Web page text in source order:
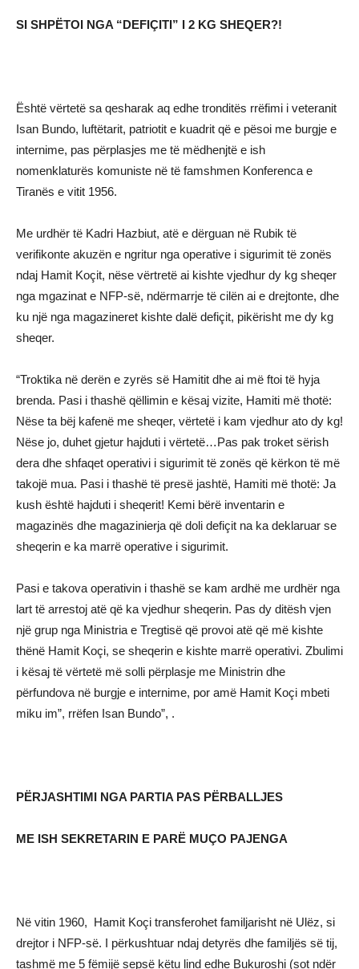
SI SHPËTOI NGA “DEFIÇITI” I 2 KG SHEQER?!
Është vërtetë sa qesharak aq edhe tronditës rrëfimi i veteranit
Isan Bundo, luftëtarit, patriotit e kuadrit që e pësoi me burgje e
internime, pas përplasjes me të mëdhenjtë e ish
nomenklaturës komuniste në të famshmen Konferenca e
Tiranës e vitit 1956.
Me urdhër të Kadri Hazbiut, atë e dërguan në Rubik të
verifikonte akuzën e ngritur nga operative i sigurimit të zonës
ndaj Hamit Koçit, nëse vërtretë ai kishte vjedhur dy kg sheqer
nga mgazinat e NFP-së, ndërmarrje të cilën ai e drejtonte, dhe
ku një nga magazineret kishte dalë defiçit, pikërisht me dy kg
sheqer.
“Troktika në derën e zyrës së Hamitit dhe ai më ftoi të hyja
brenda. Pasi i thashë qëllimin e kësaj vizite, Hamiti më thotë:
Nëse ta bëj kafenë me sheqer, vërtetë i kam vjedhur ato dy kg!
Nëse jo, duhet gjetur hajduti i vërtetë…Pas pak troket sërish
dera dhe shfaqet operativi i sigurimit të zonës që kërkon të më
takojë mua. Pasi i thashë të presë jashtë, Hamiti më thotë: Ja
kush është hajduti i sheqerit! Kemi bërë inventarin e
magazinës dhe magazinierja që doli defiçit na ka deklaruar se
sheqerin e ka marrë operative i sigurimit.
Pasi e takova operativin i thashë se kam ardhë me urdhër nga
lart të arrestoj atë që ka vjedhur sheqerin. Pas dy ditësh vjen
një grup nga Ministria e Tregtisë që provoi atë që më kishte
thënë Hamit Koçi, se sheqerin e kishte marrë operativi. Zbulimi
i kësaj të vërtetë më solli përplasje me Ministrin dhe
përfundova në burgje e internime, por amë Hamit Koçi mbeti
miku im”, rrëfen Isan Bundo”, .
PËRJASHTIMI NGA PARTIA PAS PËRBALLJES
ME ISH SEKRETARIN E PARË MUÇO PAJENGA
Në vitin 1960, Hamit Koçi transferohet familjarisht në Ulëz, si
drejtor i NFP-së. I përkushtuar ndaj detyrës dhe familjës së tij,
tashmë me 5 fëmijë sepsë këtu lind edhe Bukuroshi (sot ndër